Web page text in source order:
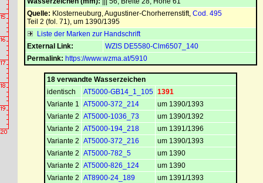
Quelle: Klosterneuburg, Augustiner-Chorherrenstift, Cod. 495
Teil 2 (fol. 71), um 1390/1395
Liste der Marken zur Handschrift
External Link:
WZIS DE5580-Clm6507_140
Permalink: https://www.wzma.at/5910
18 verwandte Wasserzeichen
identisch
AT5000-GB14_1_105 1391
Variante 1 AT5000-372_214
um 1390/1393
Variante 2 AT5000-1036_73
um 1390/1392
Variante 2 AT5000-194_218
um 1391/1396
Variante 2 AT5000-372_216
um 1390/1393
Variante 2 AT5000-782_5
um 1390
Variante 2 AT5000-826_124
um 1390
Variante 2 AT8900-24_189
um 1391/1393